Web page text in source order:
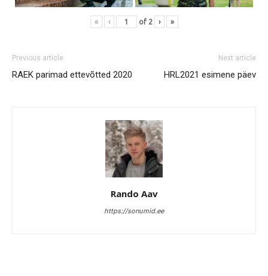
« ‹ of 2 › »
Previous article
RAEK parimad ettevõtted 2020
Next article
HRL2021 esimene päev
Rando Aav
https://sonumid.ee